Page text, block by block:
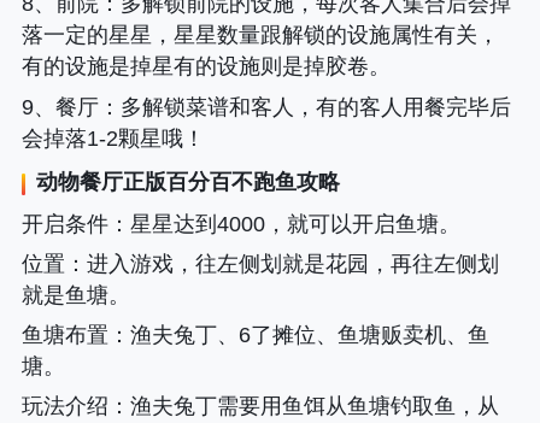
落一定的星星，星星数量跟解锁的设施属性有关，
有的设施是掉星有的设施则是掉胶卷。
9、 餐厅：多解锁菜谱和客人，有的客人用餐完毕后
会掉落1-2颗星哦！
动物餐厅正版百分百不跑鱼攻略
开启条件：星星达到4000，就可以开启鱼塘。
位置 ：进入游戏，往左侧划就是花园，再往左侧划
就是鱼塘。
鱼塘布置 ：渔夫兔丁、6了摊位、鱼塘贩卖机、鱼
塘。
玩法介绍 ：渔夫兔丁需要用鱼饵从鱼塘钓取鱼，从